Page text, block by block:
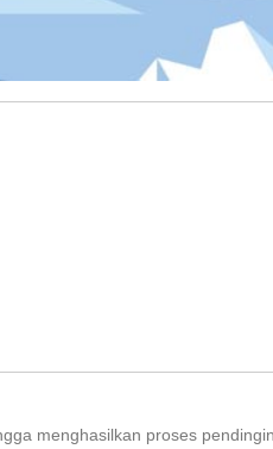
menghasilkan proses